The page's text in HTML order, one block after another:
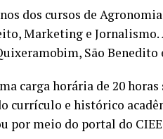
dos cursos de
Marketing e Jornalismo.
São Benedito
carga horária de 20
currículo e histórico
por meio do portal do